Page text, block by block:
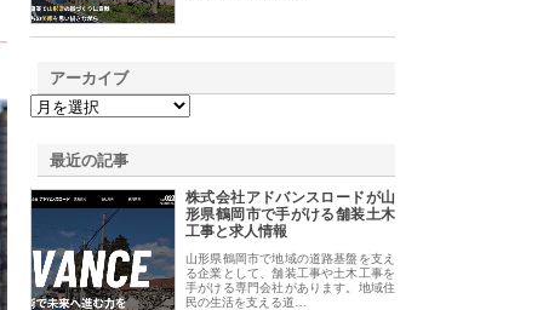
アーカイブ
最近の記事
株式会社アドバンスロードが山
形県鶴岡市で手がける舗装土木
工事と求人情報
山形県鶴岡市で地域の道路基盤を支え
る企業として、舗装工事や土木工事を
手がける専門会社があります。地域住
民の生活を支える道…